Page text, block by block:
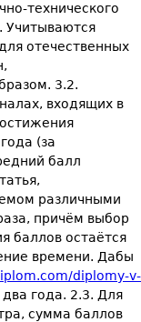
технического
Учитываются
отечественных
3.2.
входящих в
(за
балл
различными
причём выбор
баллов остаётся
времени. Дабы
diplomy-v-
года. 2.3. Для
сумма баллов